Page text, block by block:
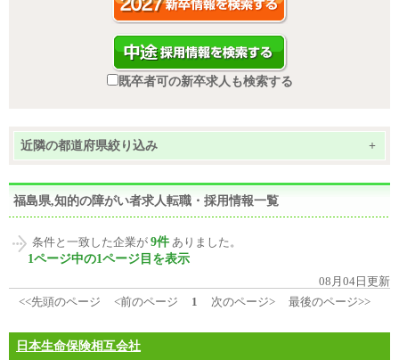
既卒者可の新卒求人も検索する
近隣の都道府県絞り込み +
福島県,知的の障がい者求人転職・採用情報一覧
条件と一致した企業が 9件 ありました。
1ページ中の1ページ目を表示
08月04日更新
<<先頭のページ
<前のページ 1 次のページ> 最後のページ>>
日本生命保険相互会社